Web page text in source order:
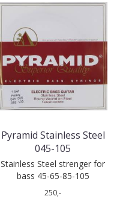
Pyramid Stainless Steel
045-105
Stainless Steel strenger for
bass 45-65-85-105
250,-